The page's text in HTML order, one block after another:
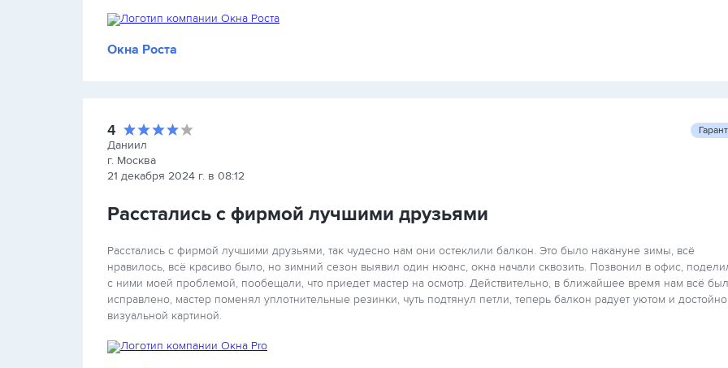
Окна Роста
4
Даниил
г. Москва
21 декабря 2024 г. в 08:12
Расстались с фирмой лучшими друзьями
Расстались с фирмой лучшими друзьями, так чудесно нам они остеклили балкон. Это было накануне зимы, всё
нравилось, всё красиво было, но зимний сезон выявил один нюанс, окна начали сквозить. Позвонил в офис,
с ними моей проблемой, пообещали, что приедет мастер на осмотр. Действительно, в ближайшее время нам всё
исправлено, мастер поменял уплотнительные резинки, чуть подтянул петли, теперь балкон радует уютом и
визуальной картиной.